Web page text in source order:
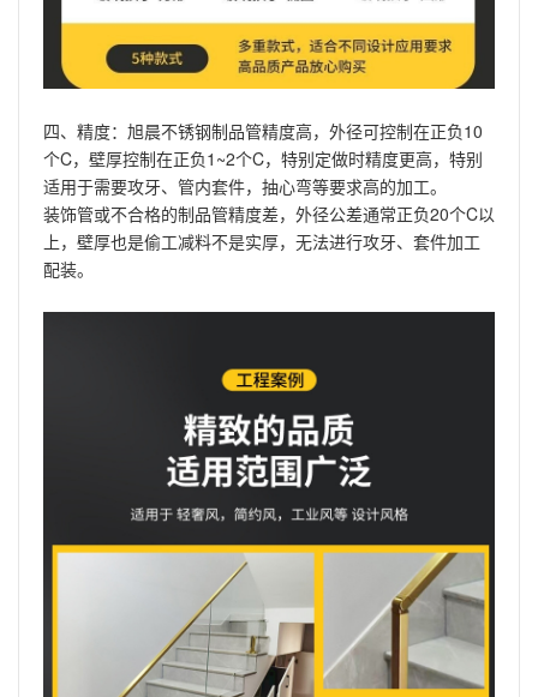
四、精度：旭晨不锈钢制品管精度高，外径可控制在正负10
个C，壁厚控制在正负1~2个C，特别定做时精度更高，特别
适用于需要攻牙、管内套件，抽心弯等要求高的加工。
装饰管或不合格的制品管精度差，外径公差通常正负20个C以
上，壁厚也是偷工减料不是实厚，无法进行攻牙、套件加工
配装。